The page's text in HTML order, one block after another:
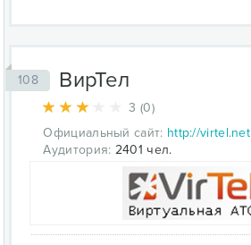
108 ВирТел
3 (0)
Официальный сайт: http://virtel.net
Аудитория: 2401 чел.